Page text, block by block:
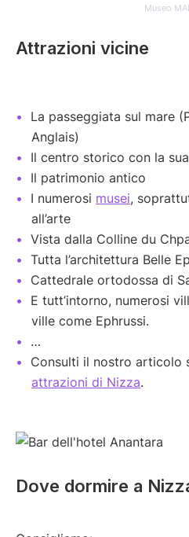
Museo
Attrazioni vicine
La passeggiata sul mare
Anglais)
Il centro storico con la
Il patrimonio antico
I numerosi musei,
all’arte
Vista dalla Colline du
Tutta l’architettura Belle
Cattedrale ortodossa di
E tutt’intorno, numerosi
ville come Ephrussi.
…
Consulti il nostro articolo
attrazioni di Nizza.
Dove dormire a